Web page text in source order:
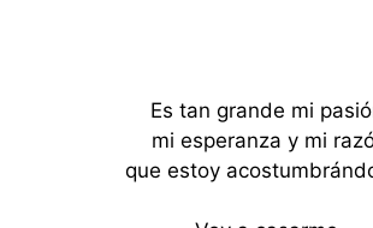
Es tan grande mi
mi esperanza y mi
que estoy